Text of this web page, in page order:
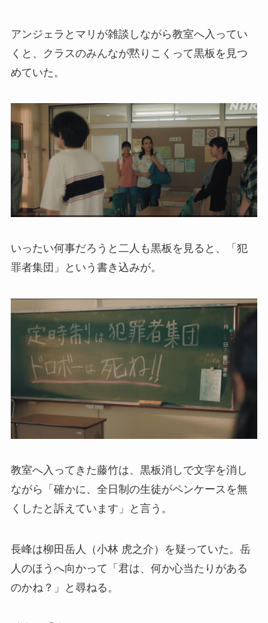
アンジェラとマリが雑談しながら教室へ入ってい
くと、クラスのみんなが黙りこくって黒板を見つ
めていた。
いったい何事だろうと二人も黒板を見ると、「犯
罪者集団」という書き込みが。
教室へ入ってきた藤竹は、黒板消しで文字を消し
ながら「確かに、全日制の生徒がペンケースを無
くしたと訴えています」と言う。
長峰は柳田岳人（小林 虎之介）を疑っていた。岳
人のほうへ向かって「君は、何か心当たりがある
のかね？」と尋ねる。